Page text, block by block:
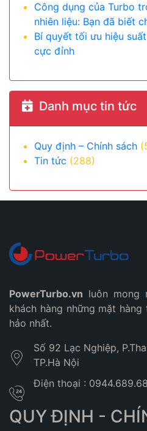
Công dụng của Turbo
nhiên liệu: Bạn đã biết
Bí quyết tối ưu hiệu
cực đỉnh
Danh mục tin tức
Quy định – Chính sách
Tin tức (288)
PowerTurbo.vn luôn mong
khách hàng những mặt
hảo nhất.
Số 92 Lạc Nghiệp,
TP.Hà Nội
Điện thoại :
QUY ĐỊNH -